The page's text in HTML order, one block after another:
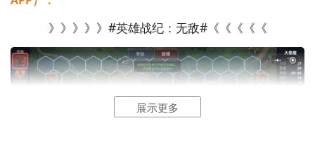
好了，小编为大家大家提供了这两种教程是下载英雄战
纪：无敌最为直接方法哦，不知道大家有没有清楚的知
道呢？想要了解更多精彩内容，不妨多多关注
》》》》》#英雄战纪：无敌#《《《《《
展示更多